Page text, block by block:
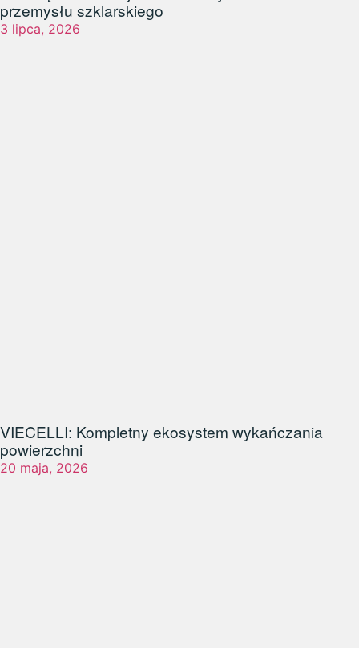
przemysłu szklarskiego
3 lipca, 2026
VIECELLI: Kompletny ekosystem wykańczania
powierzchni
20 maja, 2026